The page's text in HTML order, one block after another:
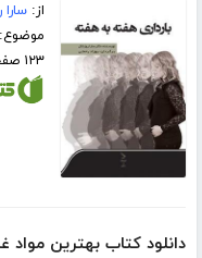
از:سارا
موضوع:
۱۲۳ صفحه
دانلود کتاب بهترین مواد